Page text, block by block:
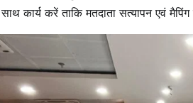
कार्य करें ताकि मतदाता सत्यापन एवं